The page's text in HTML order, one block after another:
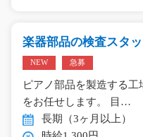
楽器部品の検査スタ
NEW 急募
ピアノ部品を製造する
をお任せします。 目…
長期（3ヶ月以上）